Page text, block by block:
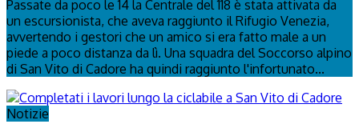
Passate da poco le 14 la Centrale del 118 è stata attivata da
un escursionista, che aveva raggiunto il Rifugio Venezia,
avvertendo i gestori che un amico si era fatto male a un
piede a poco distanza da lì. Una squadra del Soccorso alpino
di San Vito di Cadore ha quindi raggiunto l'infortunato...
Notizie